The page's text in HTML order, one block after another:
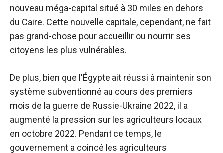
nouveau méga-capital situé à 30 miles en dehors
du Caire. Cette nouvelle capitale, cependant, ne fait
pas grand-chose pour accueillir ou nourrir ses
citoyens les plus vulnérables.
De plus, bien que l'Égypte ait réussi à maintenir son
système subventionné au cours des premiers
mois de la guerre de Russie-Ukraine 2022, il a
augmenté la pression sur les agriculteurs locaux
en octobre 2022. Pendant ce temps, le
gouvernement a coincé les agriculteurs